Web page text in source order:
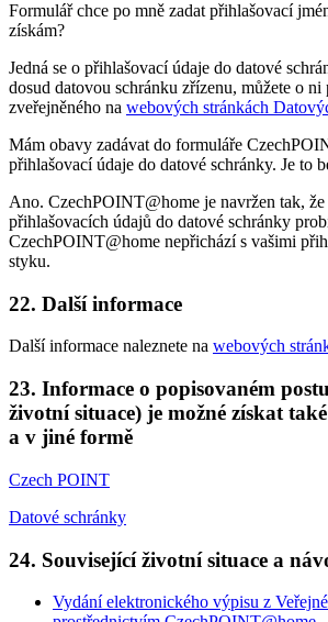
Formulář chce po mně zadat přihlašovací
získám?
Jedná se o přihlašovací údaje do datové
dosud datovou schránku zřízenu, můžete o ni
zveřejněného na webových stránkách
Mám obavy zadávat do formuláře
přihlašovací údaje do datové schránky. Je to
Ano. CzechPOINT@home je navržen tak,
přihlašovacích údajů do datové schránky
CzechPOINT@home nepřichází s vašimi
styku.
22. Další informace
Další informace naleznete na webových
23. Informace o popisovaném
životní situace) je možné získat
a v jiné formě
Czech POINT
Datové schránky
24. Související životní situace a
Vydání elektronického výpisu z